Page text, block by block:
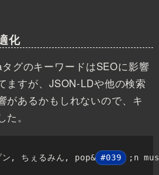
化
グのキーワードはSEOに影響
ますが、JSON-LDや他の検索
があるかもしれないので、キ
。
, ちぇるみん, pop& #039 ;n